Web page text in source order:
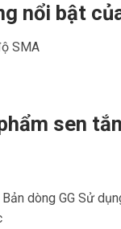
nổi bật
SMA
sen
dòng GG Sử